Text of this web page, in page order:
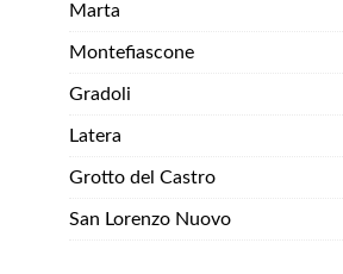
Marta
Montefiascone
Gradoli
Latera
Grotto del Castro
San Lorenzo Nuovo